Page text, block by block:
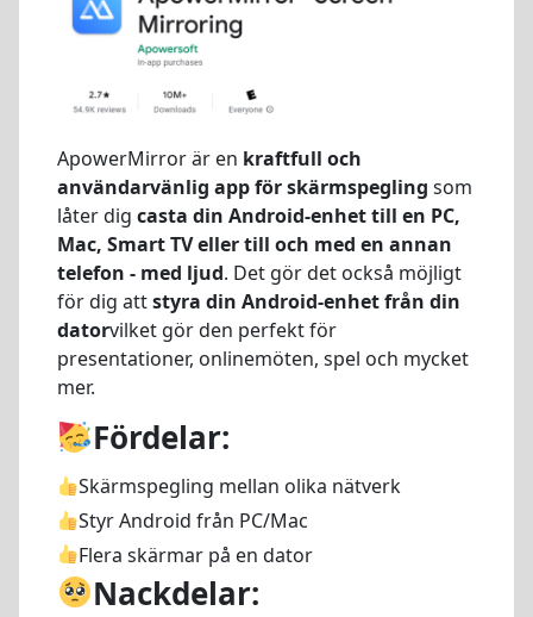
ApowerMirror är en kraftfull och
användarvänlig app för skärmspegling som
låter dig casta din Android-enhet till en PC,
Mac, Smart TV eller till och med en annan
telefon - med ljud. Det gör det också möjligt
för dig attstyra din Android-enhet från din
datorvilket gör den perfekt för
presentationer, onlinemöten, spel och mycket
mer.
Fördelar:
Skärmspegling mellan olika nätverk
Styr Android från PC/Mac
Flera skärmar på en dator
Nackdelar: